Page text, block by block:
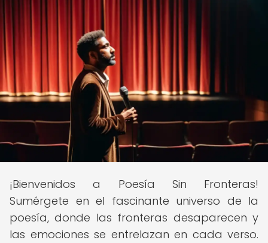
¡Bienvenidos a Poesía Sin Fronteras!
Sumérgete en el fascinante universo de la
poesía, donde las fronteras desaparecen y
las emociones se entrelazan en cada verso.